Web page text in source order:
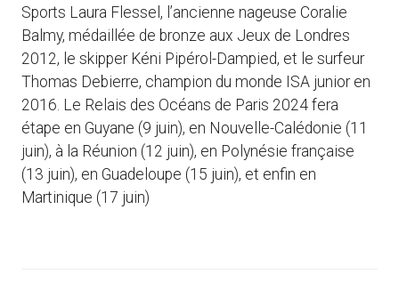
Sports Laura Flessel, l’ancienne nageuse Coralie
Balmy, médaillée de bronze aux Jeux de Londres
2012, le skipper Kéni Pipérol-Dampied, et le surfeur
Thomas Debierre, champion du monde ISA junior en
2016. Le Relais des Océans de Paris 2024 fera
étape en Guyane (9 juin), en Nouvelle-Calédonie (11
juin), à la Réunion (12 juin), en Polynésie française
(13 juin), en Guadeloupe (15 juin), et enfin en
Martinique (17 juin)